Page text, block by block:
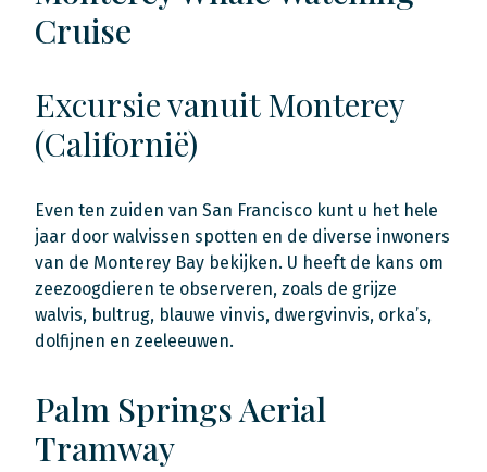
Cruise
Excursie vanuit Monterey
(Californië)
Even ten zuiden van San Francisco kunt u het hele
jaar door walvissen spotten en de diverse inwoners
van de Monterey Bay bekijken. U heeft de kans om
zeezoogdieren te observeren, zoals de grijze
walvis, bultrug, blauwe vinvis, dwergvinvis, orka’s,
dolfijnen en zeeleeuwen.
Palm Springs Aerial
Tramway